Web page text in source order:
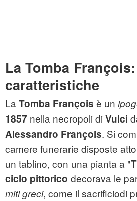
La Tomba
caratteristiche
La Tomba François è un
1857 nella necropoli di Vulci
Alessandro François. Si
camere funerarie disposte
un tablino, con una pianta a
ciclo pittorico decorava le
miti greci, come il sacrificiodi